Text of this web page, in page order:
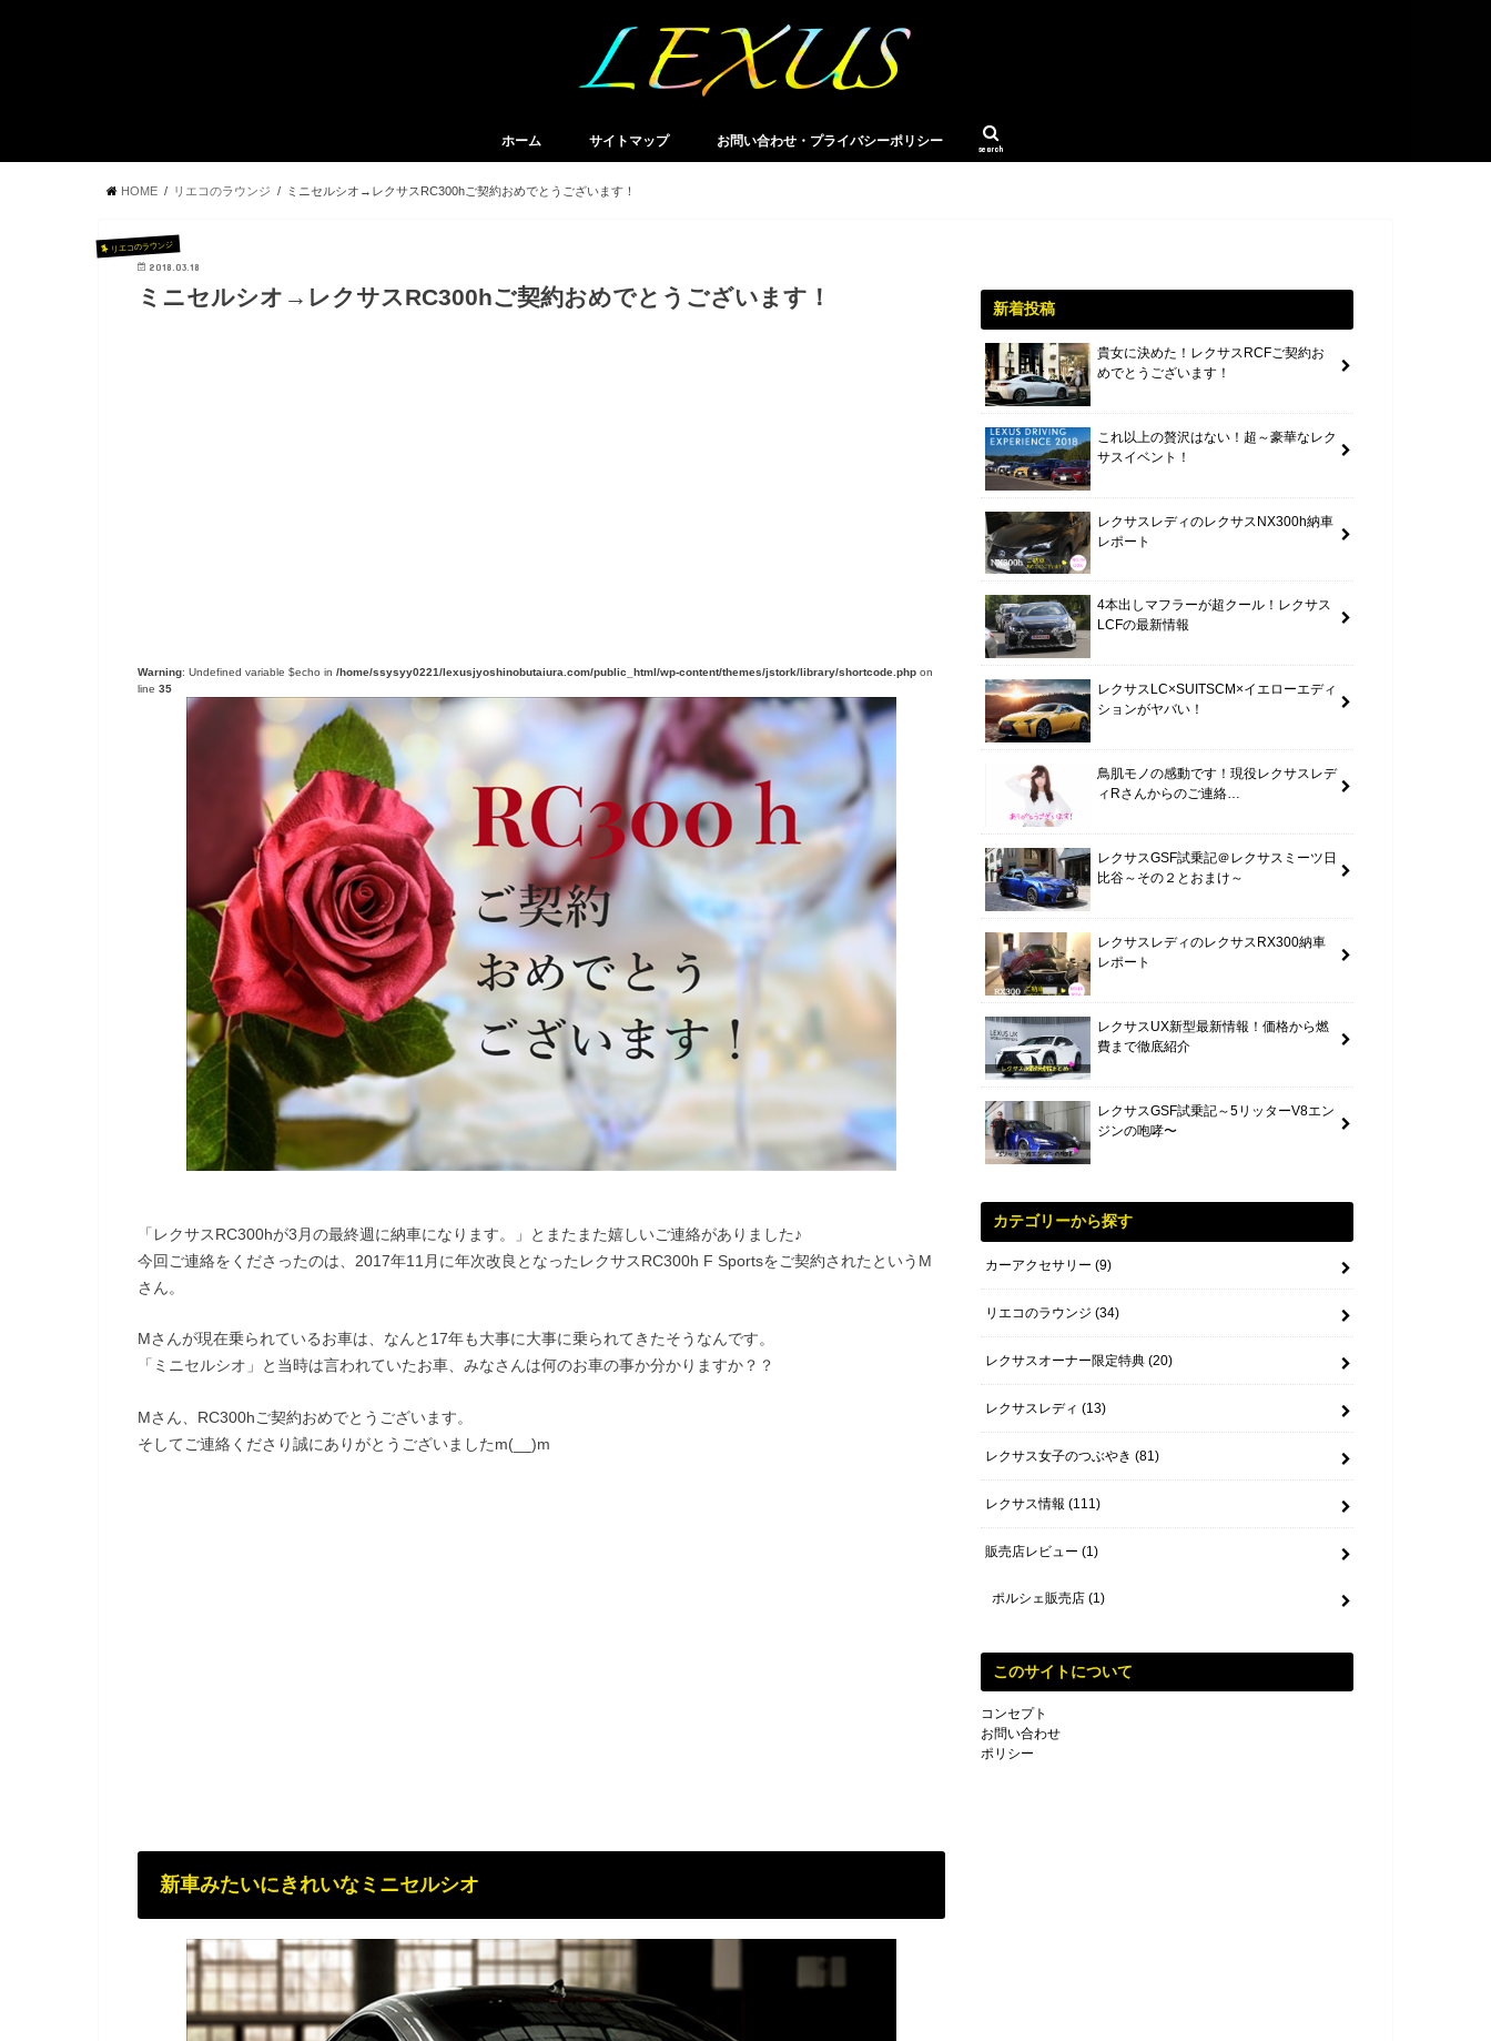
search
ホーム サイトマップ お問い合わせ・プライバシーポリシー
HOME リエコのラウンジ ミニセルシオ→レクサスRC300hご契約おめでとうございます！
リエコのラウンジ
2018.03.18
ミニセルシオ→レクサスRC300hご契約おめでとうございます！
Warning: Undefined variable $echo in /home/ssysyy0221/lexusjyoshinobutaiura.com/public_html/wp-content/themes/jstork/library/shortcode.php on
line 35
「レクサスRC300hが3月の最終週に納車になります。」とまたまた嬉しいご連絡がありました♪
今回ご連絡をくださったのは、2017年11月に年次改良となったレクサスRC300h F Sportsをご契約されたというM
さん。
Mさんが現在乗られているお車は、なんと17年も大事に大事に乗られてきたそうなんです。
「ミニセルシオ」と当時は言われていたお車、みなさんは何のお車の事か分かりますか？？
Mさん、RC300hご契約おめでとうございます。
そしてご連絡くださり誠にありがとうございましたm(__)m
新車みたいにきれいなミニセルシオ
新着投稿
貴女に決めた！レクサスRCFご契約お
めでとうございます！
これ以上の贅沢はない！超～豪華なレク
サスイベント！
レクサスレディのレクサスNX300h納車
レポート
4本出しマフラーが超クール！レクサス
LCFの最新情報
レクサスLC×SUITSCM×イエローエディ
ションがヤバい！
鳥肌モノの感動です！現役レクサスレデ
ィRさんからのご連絡…
レクサスGSF試乗記＠レクサスミーツ日
比谷～その２とおまけ～
レクサスレディのレクサスRX300納車
レポート
レクサスUX新型最新情報！価格から燃
費まで徹底紹介
レクサスGSF試乗記～5リッターV8エン
ジンの咆哮〜
カテゴリーから探す
カーアクセサリー (9)
リエコのラウンジ (34)
レクサスオーナー限定特典 (20)
レクサスレディ (13)
レクサス女子のつぶやき (81)
レクサス情報 (111)
販売店レビュー (1)
ポルシェ販売店 (1)
このサイトについて
コンセプト
お問い合わせ
ポリシー